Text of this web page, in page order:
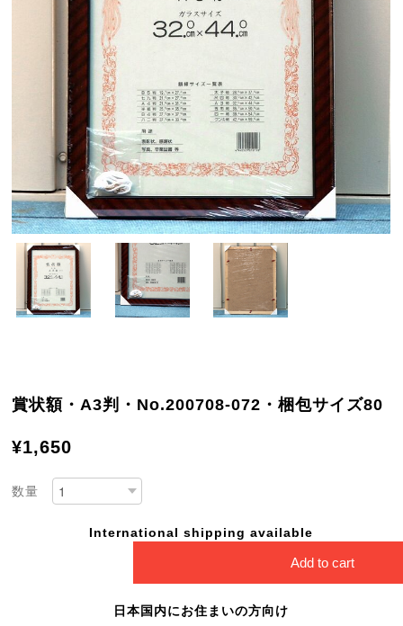
賞状額・A3判・No.200708-072・梱包サイズ80
¥1,650
数量
International shipping available
Add to cart
日本国内にお住まいの方向け